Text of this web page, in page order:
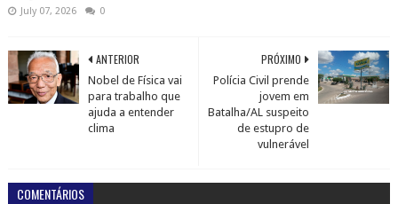
July 07, 2026 0
PRÓXIMO
Polícia Civil prende
jovem em
Batalha/AL suspeito
de estupro de
vulnerável
ANTERIOR
Nobel de Física vai
para trabalho que
ajuda a entender
clima
COMENTÁRIOS